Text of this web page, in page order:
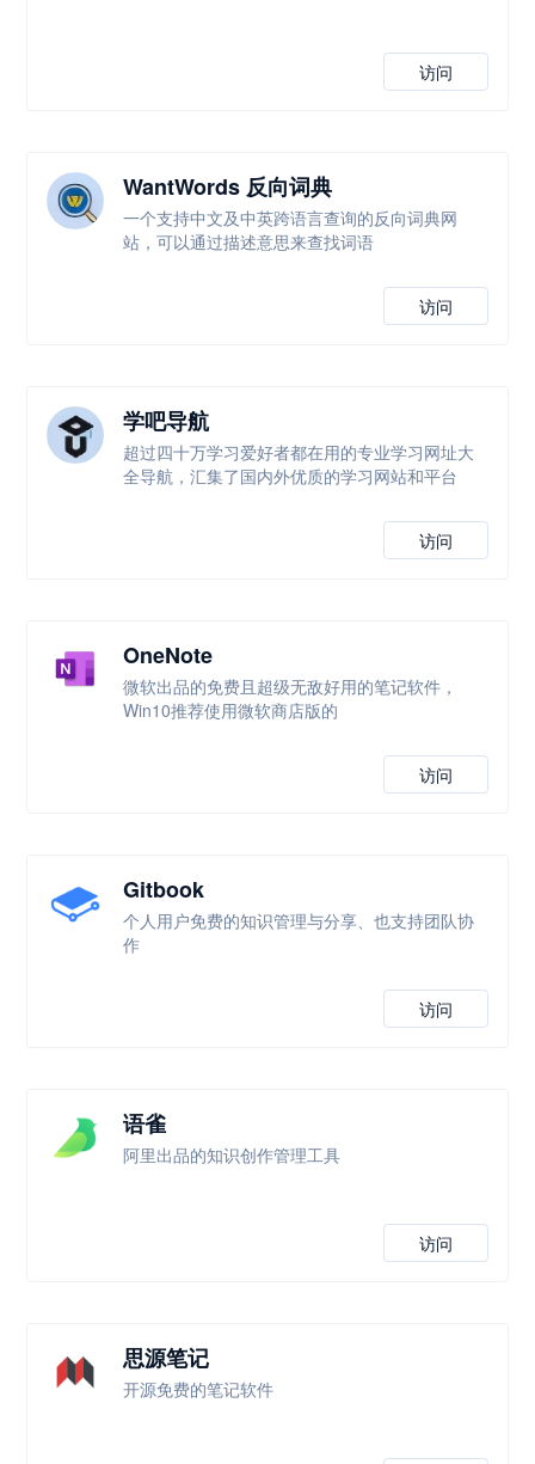
访问
WantWords 反向词典
一个支持中文及中英跨语言查询的反向词典网
站，可以通过描述意思来查找词语
访问
学吧导航
超过四十万学习爱好者都在用的专业学习网址大
全导航，汇集了国内外优质的学习网站和平台
访问
OneNote
微软出品的免费且超级无敌好用的笔记软件，
Win10推荐使用微软商店版的
访问
Gitbook
个人用户免费的知识管理与分享、也支持团队协
作
访问
语雀
阿里出品的知识创作管理工具
访问
思源笔记
开源免费的笔记软件